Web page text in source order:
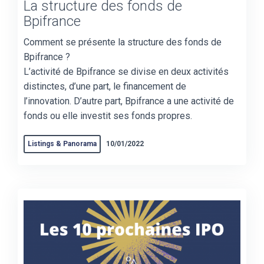
La structure des fonds de
Bpifrance
Comment se présente la structure des fonds de
Bpifrance ?
L’activité de Bpifrance se divise en deux activités
distinctes, d’une part, le financement de
l’innovation. D’autre part, Bpifrance a une activité de
fonds ou elle investit ses fonds propres.
Listings & Panorama 10/01/2022